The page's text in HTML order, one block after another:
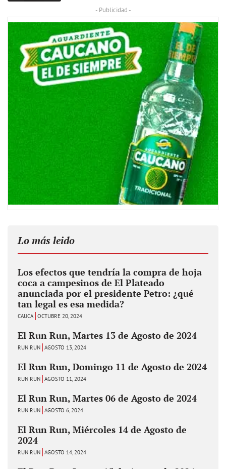
- Publicidad -
Lo más leido
Los efectos que tendría la compra de hoja
coca a campesinos de El Plateado
anunciada por el presidente Petro: ¿qué
tan legal es esa medida?
CAUCA OCTUBRE 20, 2024
El Run Run, Martes 13 de Agosto de 2024
RUN RUN AGOSTO 13, 2024
El Run Run, Domingo 11 de Agosto de 2024
RUN RUN AGOSTO 11, 2024
El Run Run, Martes 06 de Agosto de 2024
RUN RUN AGOSTO 6, 2024
El Run Run, Miércoles 14 de Agosto de
2024
RUN RUN AGOSTO 14, 2024